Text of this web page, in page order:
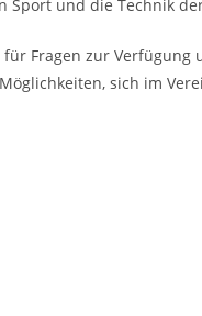
Sport und die Technik
Fragen zur
sich im